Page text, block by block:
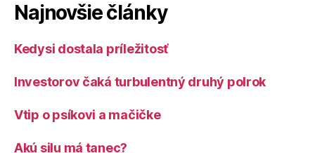
Najnovšie články
Kedysi dostala príležitosť
Investorov čaká turbulentný druhý polrok
Vtip o psíkovi a mačičke
Akú silu má tanec?